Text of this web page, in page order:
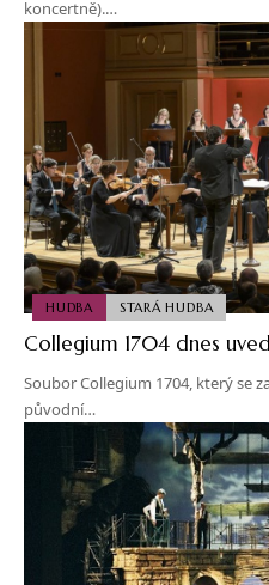
koncertně).…
HUDBA STARÁ HUDBA
Collegium 1704 dnes
Soubor Collegium 1704, který se
původní…